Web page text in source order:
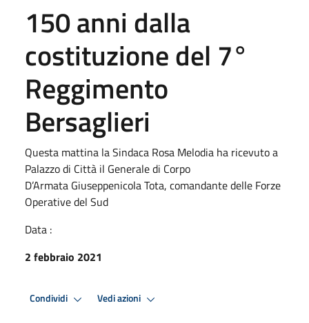
150 anni dalla
costituzione del 7°
Reggimento
Bersaglieri
Questa mattina la Sindaca Rosa Melodia ha ricevuto a
Palazzo di Città il Generale di Corpo
D’Armata Giuseppenicola Tota, comandante delle Forze
Operative del Sud
Data :
2 febbraio 2021
Condividi Vedi azioni